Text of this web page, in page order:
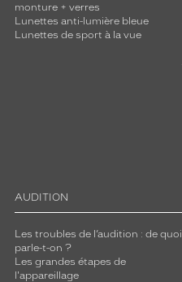
monture + verres
Lunettes anti-lumière bleue
Lunettes de sport à la vue
AUDITION
Les troubles de l’audition : de quoi
parle-t-on ?
Les grandes étapes de
l'appareillage